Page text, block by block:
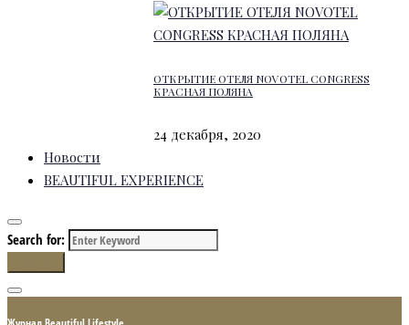
ОТКРЫТИЕ ОТЕЛЯ NOVOTEL CONGRESS
КРАСНАЯ ПОЛЯНА
24 декабря, 2020
Новости
BEAUTIFUL EXPERIENCE
Search for: